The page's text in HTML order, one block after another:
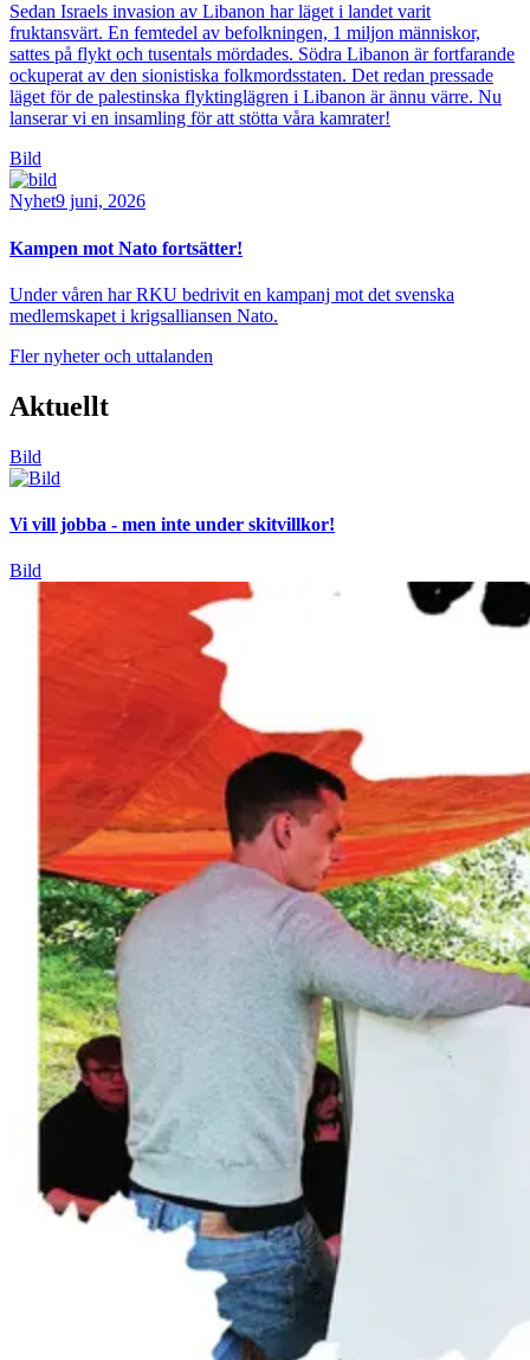
Sedan Israels invasion av Libanon har läget i landet varit
fruktansvärt. En femtedel av befolkningen, 1 miljon människor,
sattes på flykt och tusentals mördades. Södra Libanon är fortfarande
ockuperat av den sionistiska folkmordsstaten. Det redan pressade
läget för de palestinska flyktinglägren i Libanon är ännu värre. Nu
lanserar vi en insamling för att stötta våra kamrater!
Bild
Nyhet9 juni, 2026
Kampen mot Nato fortsätter!
Under våren har RKU bedrivit en kampanj mot det svenska
medlemskapet i krigsalliansen Nato.
Fler nyheter och uttalanden
Aktuellt
Bild
Vi vill jobba - men inte under skitvillkor!
Bild